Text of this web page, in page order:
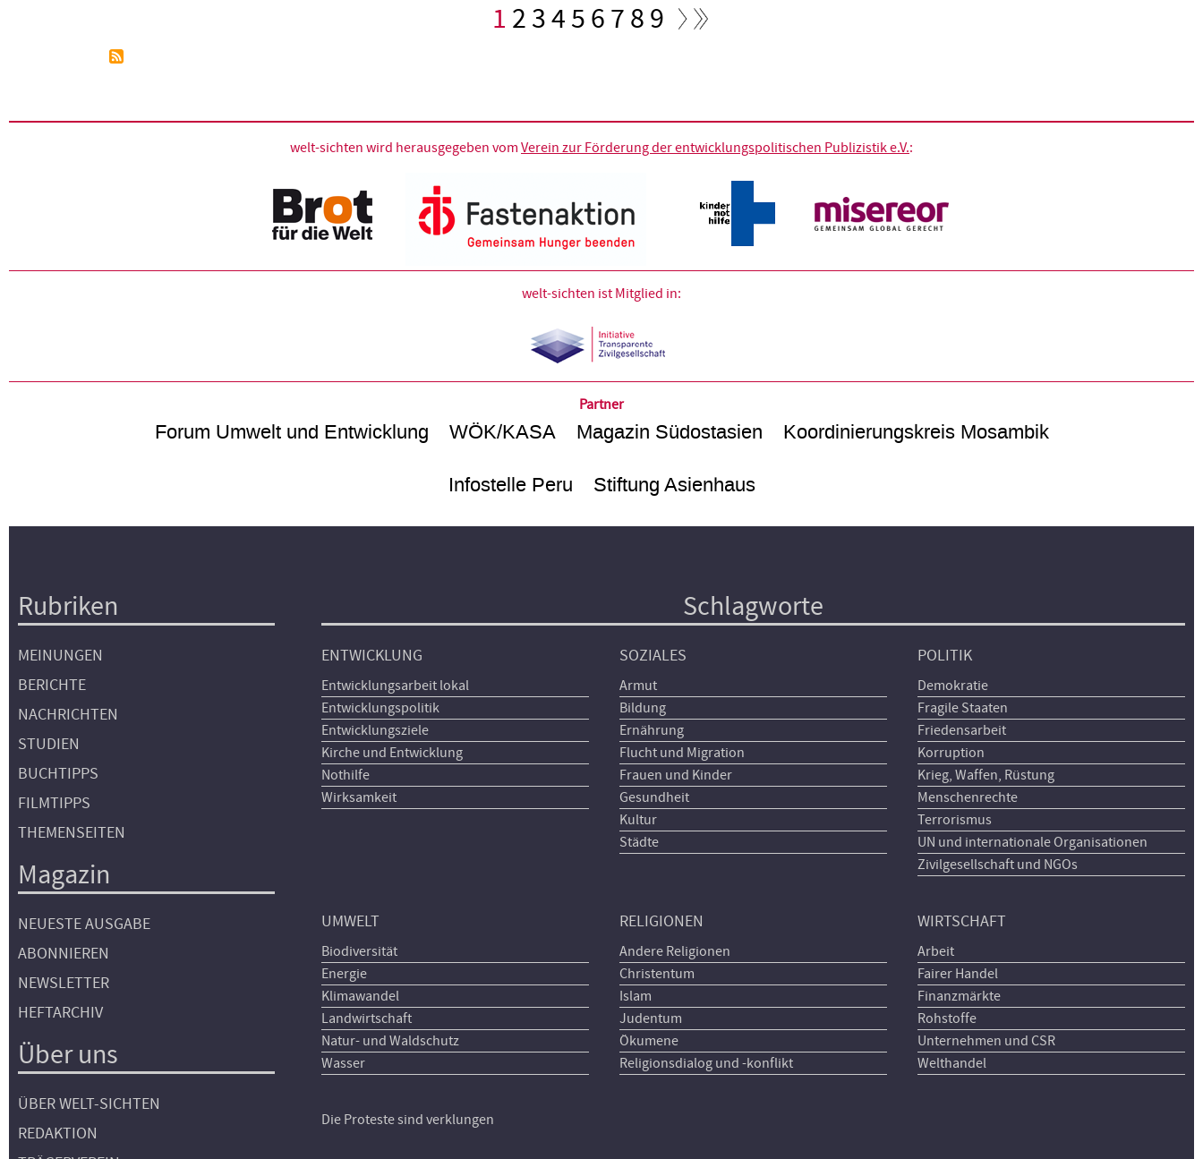
Seitennummerierung
Aktuelle
1 Seite
2Seite
3Seite
4Seite
5Seite
6Seite
7Seite
8Seite
9
welt-sichten wird herausgegeben vom Verein zur Förderung der entwicklungspolitischen Publizistik e.V.:
welt-sichten ist Mitglied in:
Partner
Forum Umwelt und Entwicklung WÖK/KASA Magazin Südostasien Koordinierungskreis Mosambik
Infostelle Peru Stiftung Asienhaus
Hauptnavigation
Rubriken
MEINUNGEN
BERICHTE
NACHRICHTEN
STUDIEN
BUCHTIPPS
FILMTIPPS
THEMENSEITEN
Magazin
NEUESTE AUSGABE
ABONNIEREN
NEWSLETTER
HEFTARCHIV
Über uns
ÜBER WELT-SICHTEN
REDAKTION
Schlagworte
ENTWICKLUNG
Entwicklungsarbeit lokal
Entwicklungspolitik
Entwicklungsziele
Kirche und Entwicklung
Nothilfe
Wirksamkeit
SOZIALES
Armut
Bildung
Ernährung
Flucht und Migration
Frauen und Kinder
Gesundheit
Kultur
Städte
POLITIK
Demokratie
Fragile Staaten
Friedensarbeit
Korruption
Krieg, Waffen, Rüstung
Menschenrechte
Terrorismus
UN und internationale Organisationen
Zivilgesellschaft und NGOs
UMWELT
Biodiversität
Energie
Klimawandel
Landwirtschaft
Natur- und Waldschutz
Wasser
RELIGIONEN
Andere Religionen
Christentum
Islam
Judentum
Ökumene
Religionsdialog und -konflikt
WIRTSCHAFT
Arbeit
Fairer Handel
Finanzmärkte
Rohstoffe
Unternehmen und CSR
Welthandel
Die Proteste sind verklungen